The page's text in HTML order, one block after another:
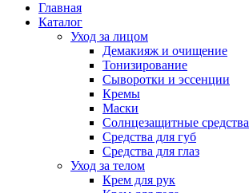
Главная
Каталог
Уход за лицом
Демакияж и очищение
Тонизирование
Сыворотки и эссенции
Кремы
Маски
Солнцезащитные средства
Средства для губ
Средства для глаз
Уход за телом
Крем для рук